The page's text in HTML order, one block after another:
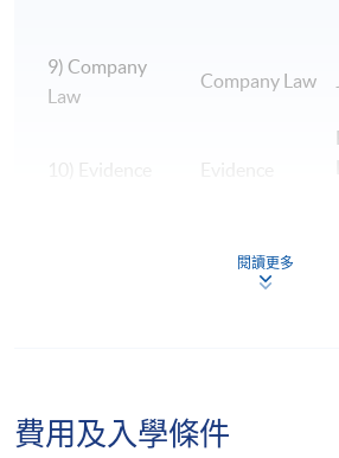
9) Company
Law
Company Law
10) Evidence Evidence
12)
Jurisprudence
Jurisprudence
閱讀更多
費用及入學條件